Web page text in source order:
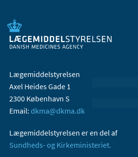
Lægemiddelstyrelsen
Axel Heides Gade 1
2300 København S
Email: dkma@dkma.dk
Lægemiddelstyrelsen er en del af
Sundheds- og Kirkeministeriet.